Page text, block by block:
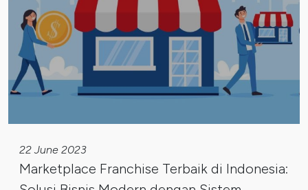
22 June 2023
Marketplace Franchise Terbaik di Indonesia: